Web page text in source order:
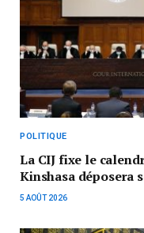
POLITIQUE
La CIJ fixe le
Kinshasa déposera
5 AOÛT 2026